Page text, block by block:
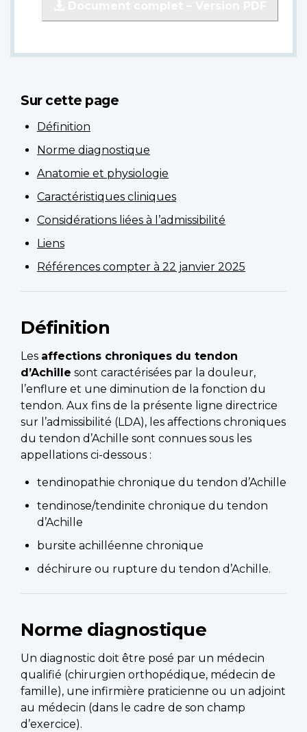
Sur cette page
Définition
Norme diagnostique
Anatomie et physiologie
Caractéristiques cliniques
Considérations liées à l’admissibilité
Liens
Références compter à 22 janvier 2025
Définition
Les affections chroniques du tendon
d’Achille sont caractérisées par la douleur,
l’enflure et une diminution de la fonction du
tendon. Aux fins de la présente ligne directrice
sur l’admissibilité (LDA), les affections chroniques
du tendon d’Achille sont connues sous les
appellations ci-dessous :
tendinopathie chronique du tendon d’Achille
tendinose/tendinite chronique du tendon
d’Achille
bursite achilléenne chronique
déchirure ou rupture du tendon d’Achille.
Norme diagnostique
Un diagnostic doit être posé par un médecin
qualifié (chirurgien orthopédique, médecin de
famille), une infirmière praticienne ou un adjoint
au médecin (dans le cadre de son champ
d’exercice).